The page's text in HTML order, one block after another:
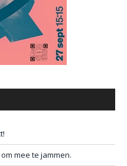
mee te jammen.